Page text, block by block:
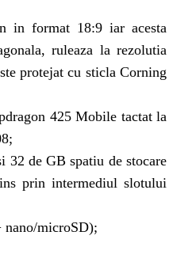
in format 18:9 iar acesta
ruleaza la rezolutia
protejat cu sticla Corning
425 Mobile tactat la
32 de GB spatiu de stocare
prin intermediul slotului
microSD);